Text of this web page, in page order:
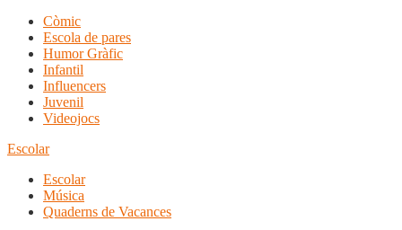
Còmic
Escola de pares
Humor Gràfic
Infantil
Influencers
Juvenil
Videojocs
Escolar
Escolar
Música
Quaderns de Vacances